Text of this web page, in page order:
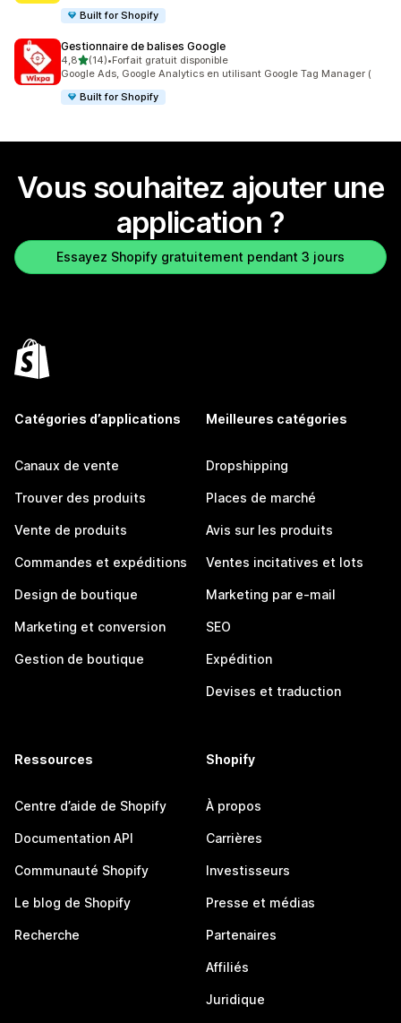
Built for Shopify
Gestionnaire de balises Google
4,8étoile(s) sur 5
(14)
14 avis au total
•Forfait gratuit disponible
Google Ads, Google Analytics en utilisant Google Tag Manager (
Built for Shopify
Vous souhaitez ajouter une
application ?
Essayez Shopify gratuitement pendant 3 jours
Catégories d’applications
Canaux de vente
Trouver des produits
Vente de produits
Commandes et expéditions
Design de boutique
Marketing et conversion
Gestion de boutique
Meilleures catégories
Dropshipping
Places de marché
Avis sur les produits
Ventes incitatives et lots
Marketing par e-mail
SEO
Expédition
Devises et traduction
Ressources
Centre d’aide de Shopify
Documentation API
Communauté Shopify
Le blog de Shopify
Recherche
Shopify
À propos
Carrières
Investisseurs
Presse et médias
Partenaires
Affiliés
Juridique